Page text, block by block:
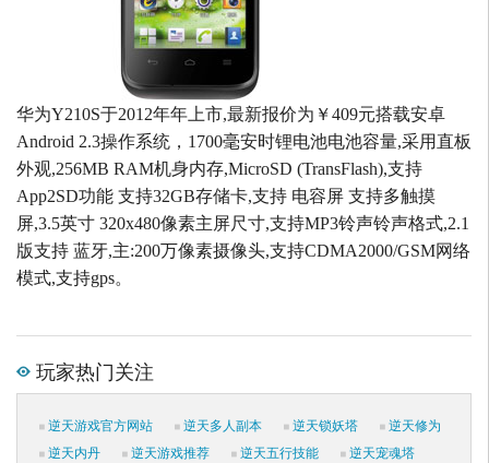
华为Y210S于2012年年上市,最新报价为￥409元搭载安卓
Android 2.3操作系统，1700毫安时锂电池电池容量,采用直板
外观,256MB RAM机身内存,MicroSD (TransFlash),支持
App2SD功能 支持32GB存储卡,支持 电容屏 支持多触摸
屏,3.5英寸 320x480像素主屏尺寸,支持MP3铃声铃声格式,2.1
版支持 蓝牙,主:200万像素摄像头,支持CDMA2000/GSM网络
模式,支持gps。
玩家热门关注
逆天游戏官方网站 逆天多人副本 逆天锁妖塔
逆天修为
逆天内丹
逆天游戏推荐 逆天五行技能
逆天宠魂塔